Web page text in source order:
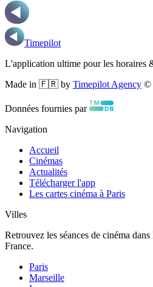
Timepilot
L'application ultime pour les horaires
Made in 🇫🇷 by Timepilot Agency ©
Données fournies par
Navigation
Accueil
Cinémas
Actualités
Télécharger l'app
Les cartes cinéma à Paris
Villes
Retrouvez les séances de cinéma
France.
Paris
Marseille